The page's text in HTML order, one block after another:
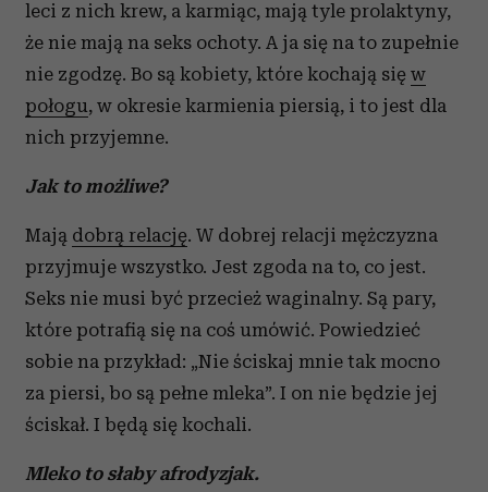
leci z nich krew, a karmiąc, mają tyle prolaktyny,
że nie mają na seks ochoty. A ja się na to zupełnie
nie zgodzę. Bo są kobiety, które kochają się w
połogu, w okresie karmienia piersią, i to jest dla
nich przyjemne.
Jak to możliwe?
Mają dobrą relację. W dobrej relacji mężczyzna
przyjmuje wszystko. Jest zgoda na to, co jest.
Seks nie musi być przecież waginalny. Są pary,
które potrafią się na coś umówić. Powiedzieć
sobie na przykład: „Nie ściskaj mnie tak mocno
za piersi, bo są pełne mleka”. I on nie będzie jej
ściskał. I będą się kochali.
Mleko to słaby afrodyzjak.